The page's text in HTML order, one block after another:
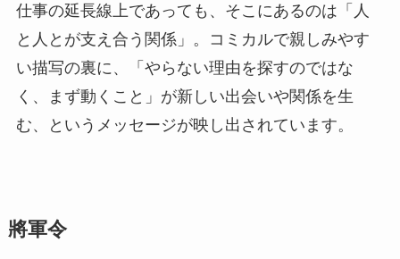
仕事の延長線上であっても、そこにあるのは「人
と人とが支え合う関係」。コミカルで親しみやす
い描写の裏に、「やらない理由を探すのではな
く、まず動くこと」が新しい出会いや関係を生
む、というメッセージが映し出されています。
將軍令